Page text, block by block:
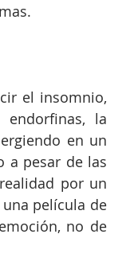
el insomnio,
la
en un
a pesar de las
por un
película de
no de